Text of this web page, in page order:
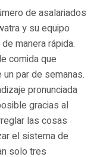
de asalariados
y su equipo
manera rápida.
comida que
par de semanas.
pronunciada
gracias al
las cosas
el sistema de
solo tres